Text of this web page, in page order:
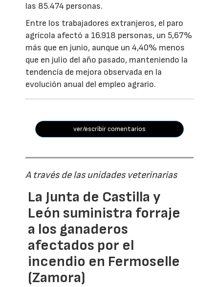
las 85.474 personas.
Entre los trabajadores extranjeros, el paro
agrícola afectó a 16.918 personas, un 5,67%
más que en junio, aunque un 4,40% menos
que en julio del año pasado, manteniendo la
tendencia de mejora observada en la
evolución anual del empleo agrario.
ver/escribir comentarios
A través de las unidades veterinarias
La Junta de Castilla y
León suministra forraje
a los ganaderos
afectados por el
incendio en Fermoselle
(Zamora)